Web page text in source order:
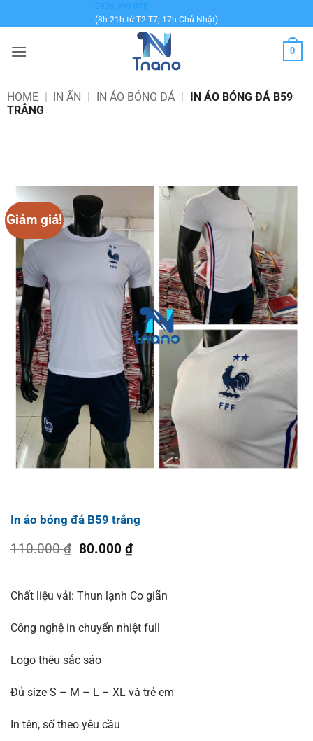
qua
dung
0936 999 878
(8h-21h từ T2-T7; 17h Chủ Nhật)
0
HOME | IN ẤN | IN ÁO BÓNG ĐÁ | IN ÁO BÓNG ĐÁ B59
TRẮNG
Giảm giá!
In áo bóng đá B59 trắng
110.000₫ Giá
110.000 ₫.
80.000 ₫Giá
hiện
là:
80.000 ₫.
Chất liệu vải: Thun lạnh Co giãn
Công nghệ in chuyển nhiệt full
Logo thêu sắc sảo
Đủ size S – M – L – XL và trẻ em
In tên, số theo yêu cầu